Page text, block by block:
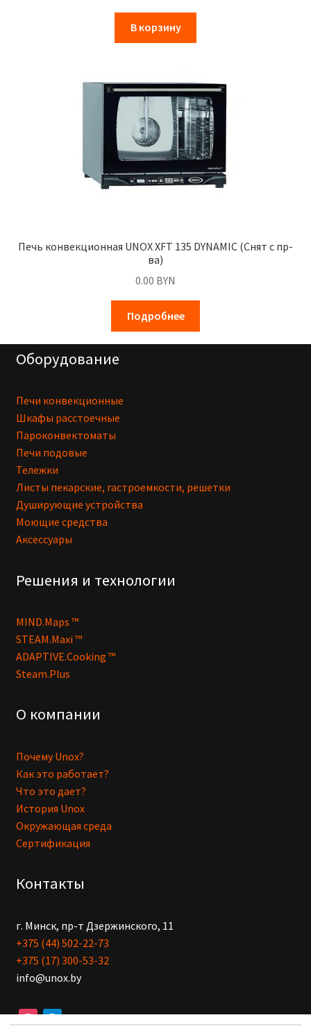
В корзину
Печь конвекционная UNOX XFT 135 DYNAMIC (Снят с пр-
ва)
0.00 BYN
Подробнее
Оборудование
Печи конвекционные
Шкафы расстоечные
Пароконвектоматы
Печи подовые
Тележки
Листы пекарские, гастроемкости, решетки
Душирующие устройства
Моющие средства
Аксессуары
Решения и технологии
MIND.Maps ™
STEAM.Maxi ™
ADAPTIVE.Cooking ™
Steam.Plus
О компании
Почему Unox?
Как это работает?
Что это дает?
История Unox
Окружающая среда
Сертификация
Контакты
г. Минск, пр-т Дзержинского, 11
+375 (44) 502-22-73
+375 (17) 300-53-32
info@unox.by
instagram
telegram